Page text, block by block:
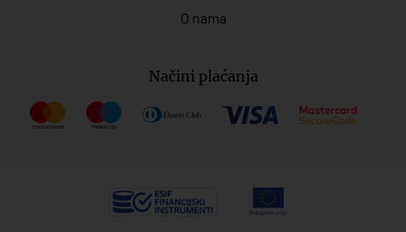
O nama
Načini plaćanja